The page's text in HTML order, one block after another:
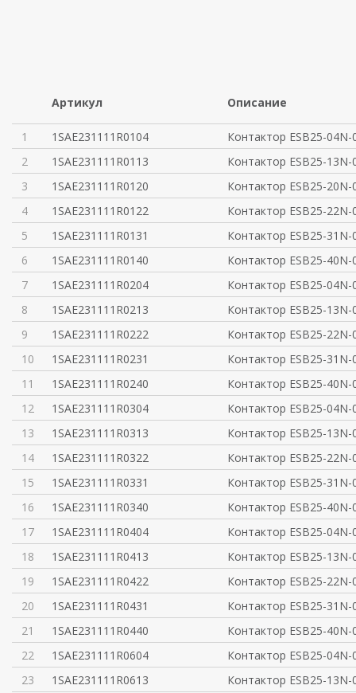
Артикул Описание
1 1SAE231111R0104
Контактор ESB25-
2
1SAE231111R0113
Контактор ESB25-
3
1SAE231111R0120
Контактор ESB25-
4
1SAE231111R0122
Контактор ESB25-
5
1SAE231111R0131
Контактор ESB25-
6
1SAE231111R0140
Контактор ESB25-
7
1SAE231111R0204
Контактор ESB25-
8
1SAE231111R0213
Контактор ESB25-
9
1SAE231111R0222
Контактор ESB25-
10
1SAE231111R0231
Контактор ESB25-
11
1SAE231111R0240
Контактор ESB25-
12
1SAE231111R0304
Контактор ESB25-
13
1SAE231111R0313
Контактор ESB25-
14
1SAE231111R0322
Контактор ESB25-
15
1SAE231111R0331
Контактор ESB25-
16
1SAE231111R0340
Контактор ESB25-
17
1SAE231111R0404
Контактор ESB25-
18
1SAE231111R0413
Контактор ESB25-
19
1SAE231111R0422
Контактор ESB25-
20
1SAE231111R0431
Контактор ESB25-
21
1SAE231111R0440
Контактор ESB25-
22
1SAE231111R0604
Контактор ESB25-
23
1SAE231111R0613
Контактор ESB25-